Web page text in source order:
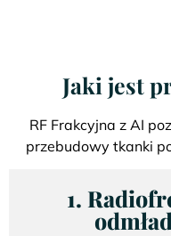
Jaki jest
RF Frakcyjna z AI
przebudowy tkanki
1.